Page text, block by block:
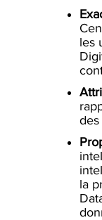
les
des
la